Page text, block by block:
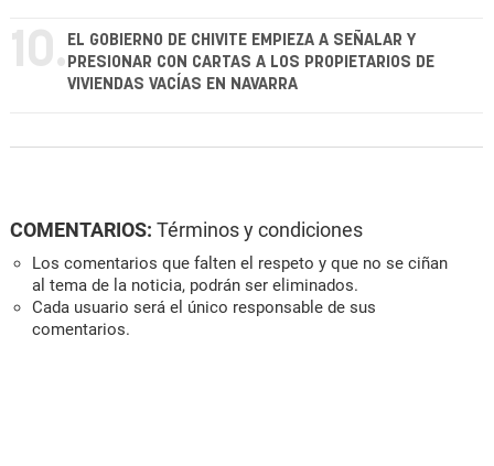
10. EL GOBIERNO DE CHIVITE EMPIEZA A SEÑALAR Y
PRESIONAR CON CARTAS A LOS PROPIETARIOS DE
VIVIENDAS VACÍAS EN NAVARRA
COMENTARIOS: Términos y condiciones
Los comentarios que falten el respeto y que no se ciñan
al tema de la noticia, podrán ser eliminados.
Cada usuario será el único responsable de sus
comentarios.